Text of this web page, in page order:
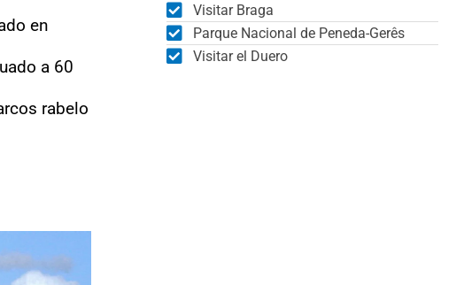
en
a 60
rabelo
Visitar Braga
Parque Nacional de Peneda-Gerês
Visitar el Duero